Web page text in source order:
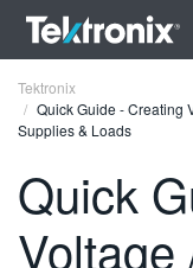
Tektronix
Quick Guide - Creating
Supplies & Loads
Quick
Voltage